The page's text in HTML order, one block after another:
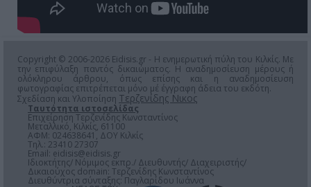
Copyright © 2006-2026 Eidisis.gr - Η ενημερωτική πύλη του Κιλκίς. Με
την επιφύλαξη παντός δικαιώματος. Η αναδημοσίευση μέρους ή
ολόκληρου άρθρου, όπως επίσης και η αναδημοσίευση
φωτογραφίας επιτρέπεται μόνο μέ έγγραφη άδεια του εκδότη.
Σχεδίαση και Υλοποίηση Τερζενίδης Νικος
Ταυτότητα ιστοσελίδας
Επιχείρηση Τερζενίδης Κωνσταντίνος
Μεταλλικό, Κιλκίς, 61100
ΑΦΜ: 024638641, ΔΟΥ Κιλκίς
Τηλ.: 23410 27307
Email: eidisis@eidisis.gr
Ιδιοκτήτης/ Νόμιμος εκπρ./ Διευθυντής/ Διαχειριστής/
Δικαιούχος domain: Τερζενίδης Κωνσταντίνος
Διευθύντρια σύνταξης: Παγλαρίδου Ιωάννα